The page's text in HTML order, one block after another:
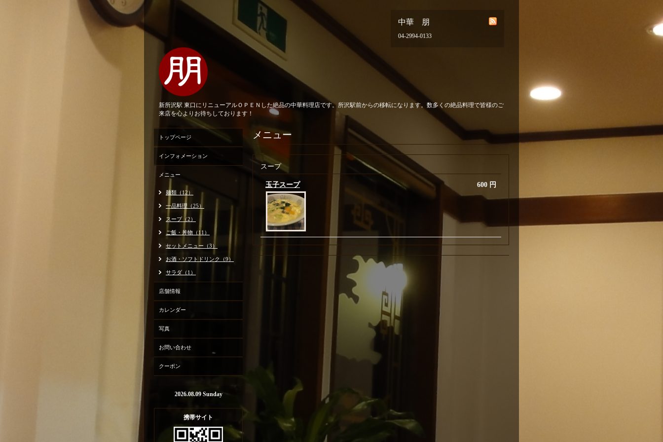
中華 朋
04-2994-0133
新所沢駅 東口にリニューアルＯＰＥＮした絶品の中華料理店です。所沢駅前からの移転になります。数多くの絶品料理で皆様のご
来店を心よりお待ちしております！
メニュー
スープ
600 円
玉子スープ
トップページ
インフォメーション
メニュー
麺類（12）
一品料理（25）
スープ（2）
ご飯・丼物（11）
セットメニュー（3）
お酒・ソフトドリンク（9）
サラダ（1）
店舗情報
カレンダー
写真
お問い合わせ
クーポン
2026.08.09 Sunday
携帯サイト